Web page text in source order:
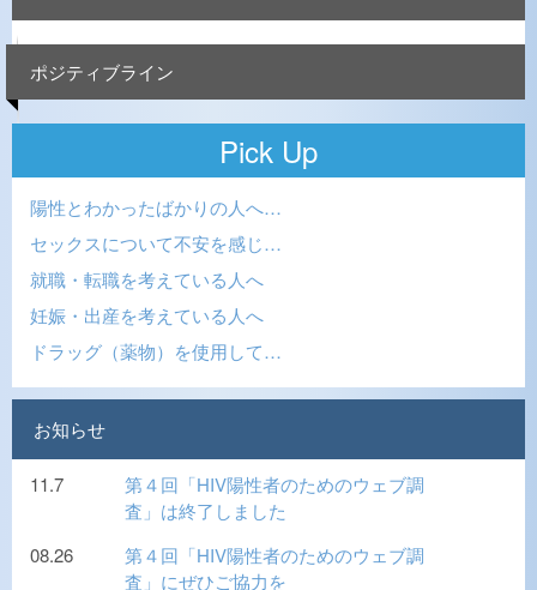
ポジティブライン
Pick Up
陽性とわかったばかりの人へ…
セックスについて不安を感じ…
就職・転職を考えている人へ
妊娠・出産を考えている人へ
ドラッグ（薬物）を使用して…
お知らせ
11.7
第４回「HIV陽性者のためのウェブ調
査」は終了しました
08.26
第４回「HIV陽性者のためのウェブ調
査」にぜひご協力を